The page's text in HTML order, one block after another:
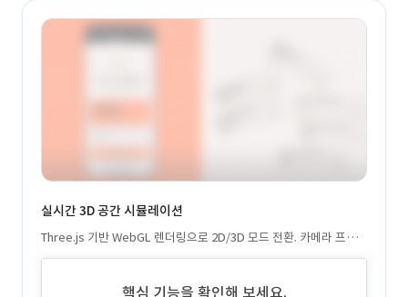
실시간 3D 공간 시뮬레이션
Three.js 기반 WebGL 렌더링으로 2D/3D 모드 전환. 카메라 프리
셋과 터치 제스처로 방별 상세 뷰 제공. 벽면 투명도 조절과 실시간
핵심 기능을 확인해 보세요.